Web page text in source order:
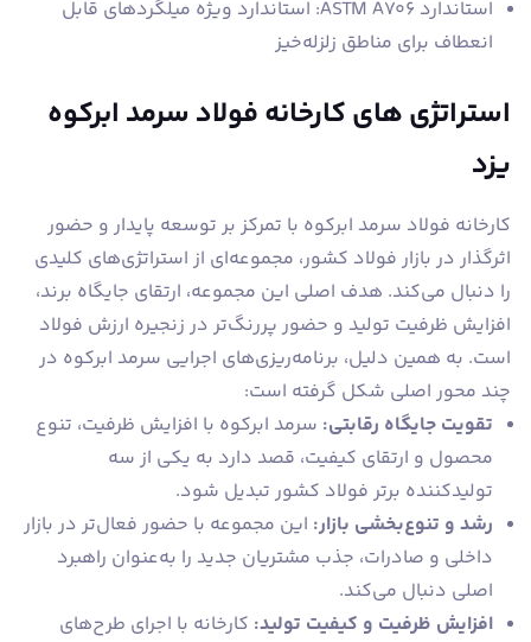
استاندارد ASTM A706: استاندارد ویژه میلگردهای قابل
انعطاف برای مناطق زلزله‌خیز
استراتژی های کارخانه فولاد سرمد ابرکوه
یزد
کارخانه فولاد سرمد ابرکوه با تمرکز بر توسعه پایدار و حضور
اثرگذار در بازار فولاد کشور، مجموعه‌ای از استراتژی‌های کلیدی
را دنبال می‌کند. هدف اصلی این مجموعه، ارتقای جایگاه برند،
افزایش ظرفیت تولید و حضور پررنگ‌تر در زنجیره ارزش فولاد
است. به همین دلیل، برنامه‌ریزی‌های اجرایی سرمد ابرکوه در
چند محور اصلی شکل گرفته است:
تقویت جایگاه رقابتی: سرمد ابرکوه با افزایش ظرفیت، تنوع
محصول و ارتقای کیفیت، قصد دارد به یکی از سه
تولیدکننده برتر فولاد کشور تبدیل شود.
رشد و تنوع‌بخشی بازار: این مجموعه با حضور فعال‌تر در بازار
داخلی و صادرات، جذب مشتریان جدید را به‌عنوان راهبرد
اصلی دنبال می‌کند.
افزایش ظرفیت و کیفیت تولید: کارخانه با اجرای طرح‌های